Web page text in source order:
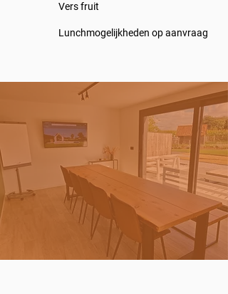
Vers fruit
Lunchmogelijkheden op aanvraag